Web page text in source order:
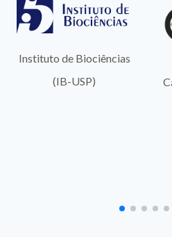
Instituto de Biociências
(IB-USP)